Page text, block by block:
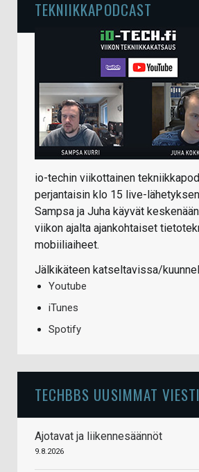
TEKNIIKKAPODCAST
io-techin viikottainen
perjantaisin klo 15 live-
Sampsa ja Juha käyvät
viikon ajalta ajankohtaiset
mobiiliaiheet.
Jälkikäteen katseltavissa/
Youtube
iTunes
Spotify
TECHBBS UUSIMMAT
Ajotavat ja liikennesäännöt
9.8.2026